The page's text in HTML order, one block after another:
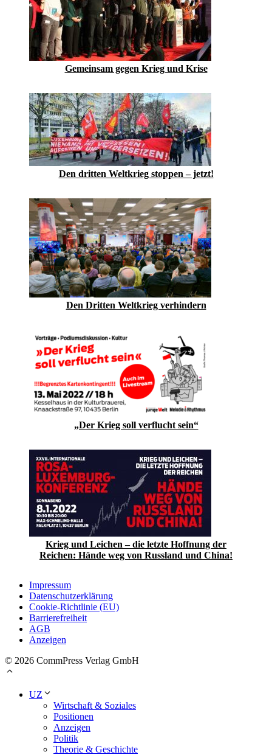
Gemeinsam gegen Krieg und Krise
Den dritten Weltkrieg stoppen – jetzt!
Den Dritten Weltkrieg verhindern
„Der Krieg soll verflucht sein“
Krieg und Leichen – die letzte Hoffnung der
Reichen: Hände weg von Russland und China!
Impressum
Datenschutzerklärung
Cookie-Richtlinie (EU)
Barrierefreiheit
AGB
Anzeigen
© 2026 CommPress Verlag GmbH
UZ
Wirtschaft & Soziales
Positionen
Anzeigen
Politik
Theorie & Geschichte